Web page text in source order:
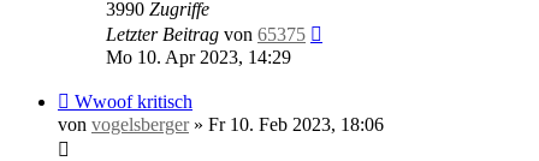
3990 Zugriffe
Letzter Beitrag von 65375
Mo 10. Apr 2023, 14:29
Wwoof kritisch
von vogelsberger» Fr 10. Feb 2023, 18:06